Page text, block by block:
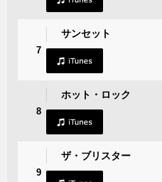
7
サンセット
8
ホット・ロック
9
ザ・ブリスター